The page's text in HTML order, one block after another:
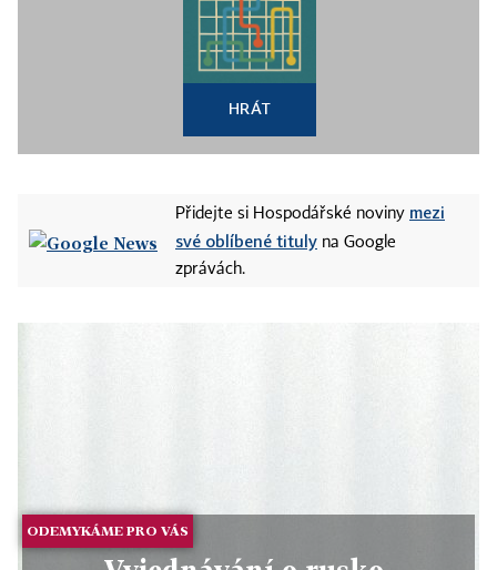
HRÁT
Přidejte si Hospodářské noviny mezi
své oblíbené tituly na Google
zprávách.
ODEMYKÁME PRO VÁS